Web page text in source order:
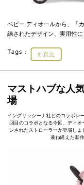
ベビー ディオールから、「
練されたデザイン、実用性
Tags： 育児
マストハブな人
場
イングリッシーナ社とのコラボレ
回目のコラボとなる今回、ディ
ンされたストローラーが登場し
兼ね備えた新